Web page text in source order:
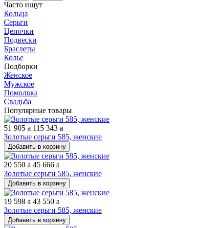
Часто ищут
Кольца
Серьги
Цепочки
Подвески
Браслеты
Колье
Подборки
Женское
Мужское
Помолвка
Свадьба
Популярные товары
51 905 a 115 343 a
Золотые серьги 585, женские
Добавить в корзину
20 550 a 45 666 a
Золотые серьги 585, женские
Добавить в корзину
19 598 a 43 550 a
Золотые серьги 585, женские
Добавить в корзину